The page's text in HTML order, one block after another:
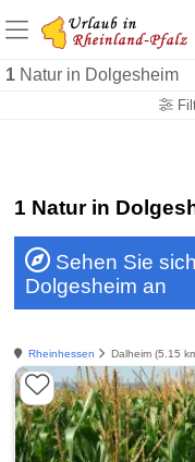
1 Natur in Dolgesheim
+1.500
+1.000
1 Natur in
Sehen Sie
Dolgesheim an
Rheinhessen Dalheim (5.15